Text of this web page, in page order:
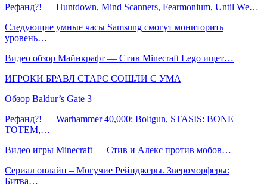
Рефанд?! — Huntdown, Mind Scanners, Fearmonium, Until We…
Следующие умные часы Samsung смогут мониторить
уровень…
Видео обзор Майнкрафт — Стив Minecraft Lego ищет…
ИГРОКИ БРАВЛ СТАРС СОШЛИ С УМА
Обзор Baldur’s Gate 3
Рефанд?! — Warhammer 40,000: Boltgun, STASIS: BONE
TOTEM,…
Видео игры Minecraft — Стив и Алекс против мобов…
Сериал онлайн – Могучие Рейнджеры. Звероморферы:
Битва…